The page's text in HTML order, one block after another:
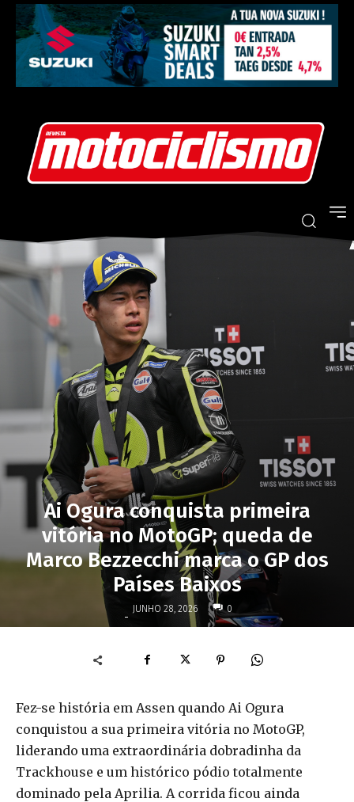
Ai Ogura conquista primeira
vitória no MotoGP; queda de
Marco Bezzecchi marca o GP dos
Países Baixos
- JUNHO 28, 2026 0
Fez-se história em Assen quando Ai Ogura
conquistou a sua primeira vitória no MotoGP,
liderando uma extraordinária dobradinha da
Trackhouse e um histórico pódio totalmente
dominado pela Aprilia. A corrida ficou ainda